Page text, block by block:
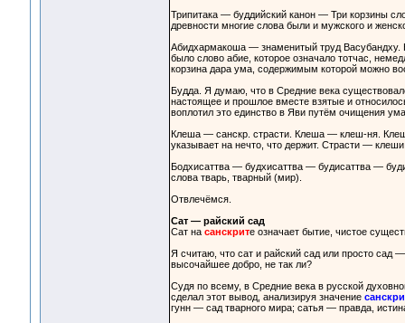
Трипитака — буддийский канон — Три корзины
древности многие слова были и мужского и
Абидхармакоша — знаменитый труд
было слово абие, которое означало тотчас,
корзина дара ума, содержимым которой можно
Будда. Я думаю, что в Средние века
настоящее и прошлое вместе взятые и
воплотил это единство в Яви путём очищения
Клеша — санскр. страсти. Клеша — клеш-ня.
указывает на нечто, что держит. Страсти —
Бодхисаттва — будхисаттва — будисаттва —
слова тварь, тварный (мир).
Отвлечёмся.
Сат — райский сад
Сат на санскрите означает бытие, чистое
Я считаю, что сат и райский сад или просто сад
высочайшее добро, не так ли?
Судя по всему, в Средние века в русской
сделал этот вывод, анализируя значение
гунн — сад тварного мира; сатья — правда,